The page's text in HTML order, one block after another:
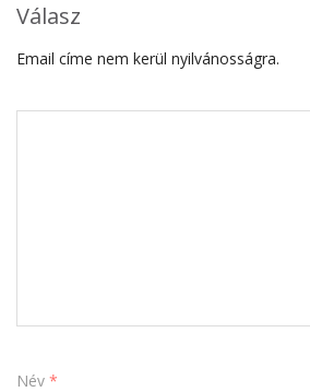
Válasz
Email címe nem kerül nyilvánosságra.
Név *